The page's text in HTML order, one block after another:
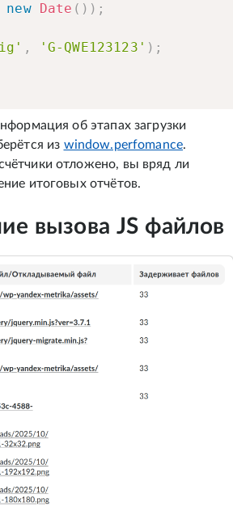
new Date ( ) ) ;
, 'G-QWE123123' ) ;
об этапах загрузки
из window.perfomance.
отложено, вы вряд ли
итоговых отчётов.
вызова JS файлов